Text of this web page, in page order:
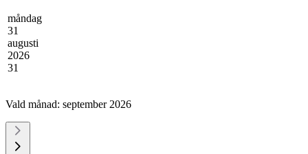
måndag
31
augusti
2026
31
Vald månad: september 2026